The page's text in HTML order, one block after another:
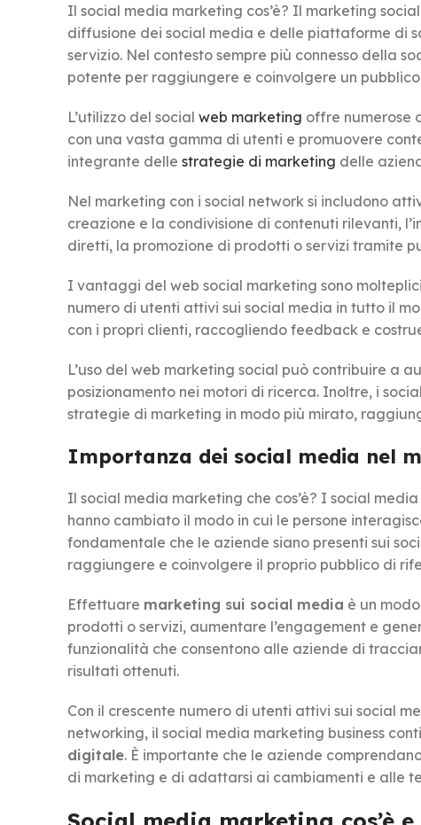
Il social media marketing cos’è? Il marketing
diffusione dei social media e delle piattaforme di
servizio. Nel contesto sempre più connesso della
potente per raggiungere e coinvolgere un
L’utilizzo del social web marketing offre numerose
con una vasta gamma di utenti e promuovere
integrante delle strategie di marketing delle
Nel marketing con i social network si includono
creazione e la condivisione di contenuti rilevanti,
diretti, la promozione di prodotti o servizi tramite
I vantaggi del web social marketing sono
numero di utenti attivi sui social media in tutto il
con i propri clienti, raccogliendo feedback e
L’uso del web marketing social può contribuire a
posizionamento nei motori di ricerca. Inoltre, i
strategie di marketing in modo più mirato,
Importanza dei social media nel
Il social media marketing che cos’è? I social
hanno cambiato il modo in cui le persone
fondamentale che le aziende siano presenti sui
raggiungere e coinvolgere il proprio pubblico di
Effettuare marketing sui social media è un
prodotti o servizi, aumentare l’engagement e
funzionalità che consentono alle aziende di
risultati ottenuti.
Con il crescente numero di utenti attivi sui social
networking, il social media marketing business
digitale. È importante che le aziende
di marketing e di adattarsi ai cambiamenti e alle